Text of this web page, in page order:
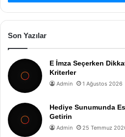
Son Yazılar
E İmza Seçerken
Kriterler
Admin 1 Ağustos 2026
Hediye Sunumunda
Getirin
Admin 25 Temmuz